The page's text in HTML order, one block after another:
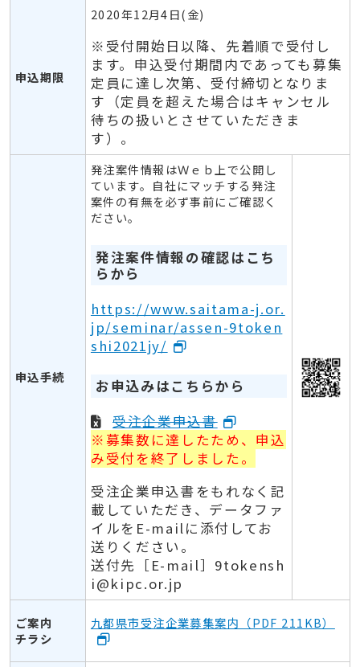
申込期限
2020年12月4日(金)
※受付開始日以降、先着順で受付し
ます。申込受付期間内であっても募集
定員に達し次第、受付締切となりま
す（定員を超えた場合はキャンセル
待ちの扱いとさせていただきま
す）。
申込手続
発注案件情報はＷｅｂ上で公開し
ています。自社にマッチする発注
案件の有無を必ず事前にご確認く
ださい。
発注案件情報の確認はこち
らから
https://www.saitama-j.or.
jp/seminar/assen-9token
shi2021jy/
お申込みはこちらから
受注企業申込書
※募集数に達したため、申込
み受付を終了しました。
受注企業申込書をもれなく記
載していただき、データファ
イルをE-mailに添付してお
送りください。
送付先［E-mail］9tokensh
i@kipc.or.jp
ご案内
チラシ
九都県市受注企業募集案内（PDF 211KB）